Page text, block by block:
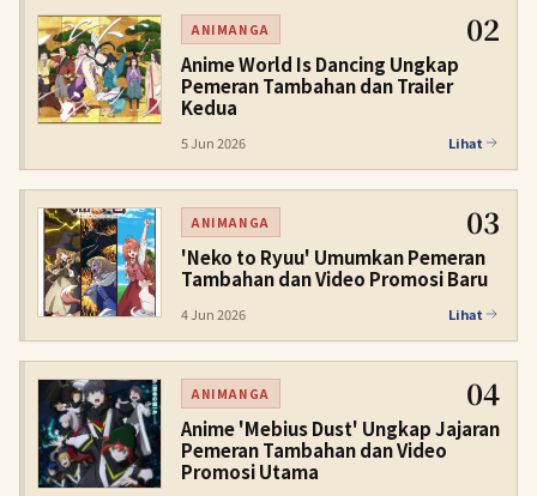
ANIMANGA 02
Anime World Is Dancing Ungkap
Pemeran Tambahan dan Trailer
Kedua
5 Jun 2026 Lihat
ANIMANGA 03
'Neko to Ryuu' Umumkan Pemeran
Tambahan dan Video Promosi Baru
4 Jun 2026 Lihat
ANIMANGA 04
Anime 'Mebius Dust' Ungkap Jajaran
Pemeran Tambahan dan Video
Promosi Utama